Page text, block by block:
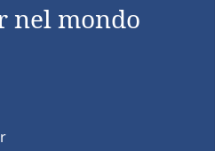
nel mondo